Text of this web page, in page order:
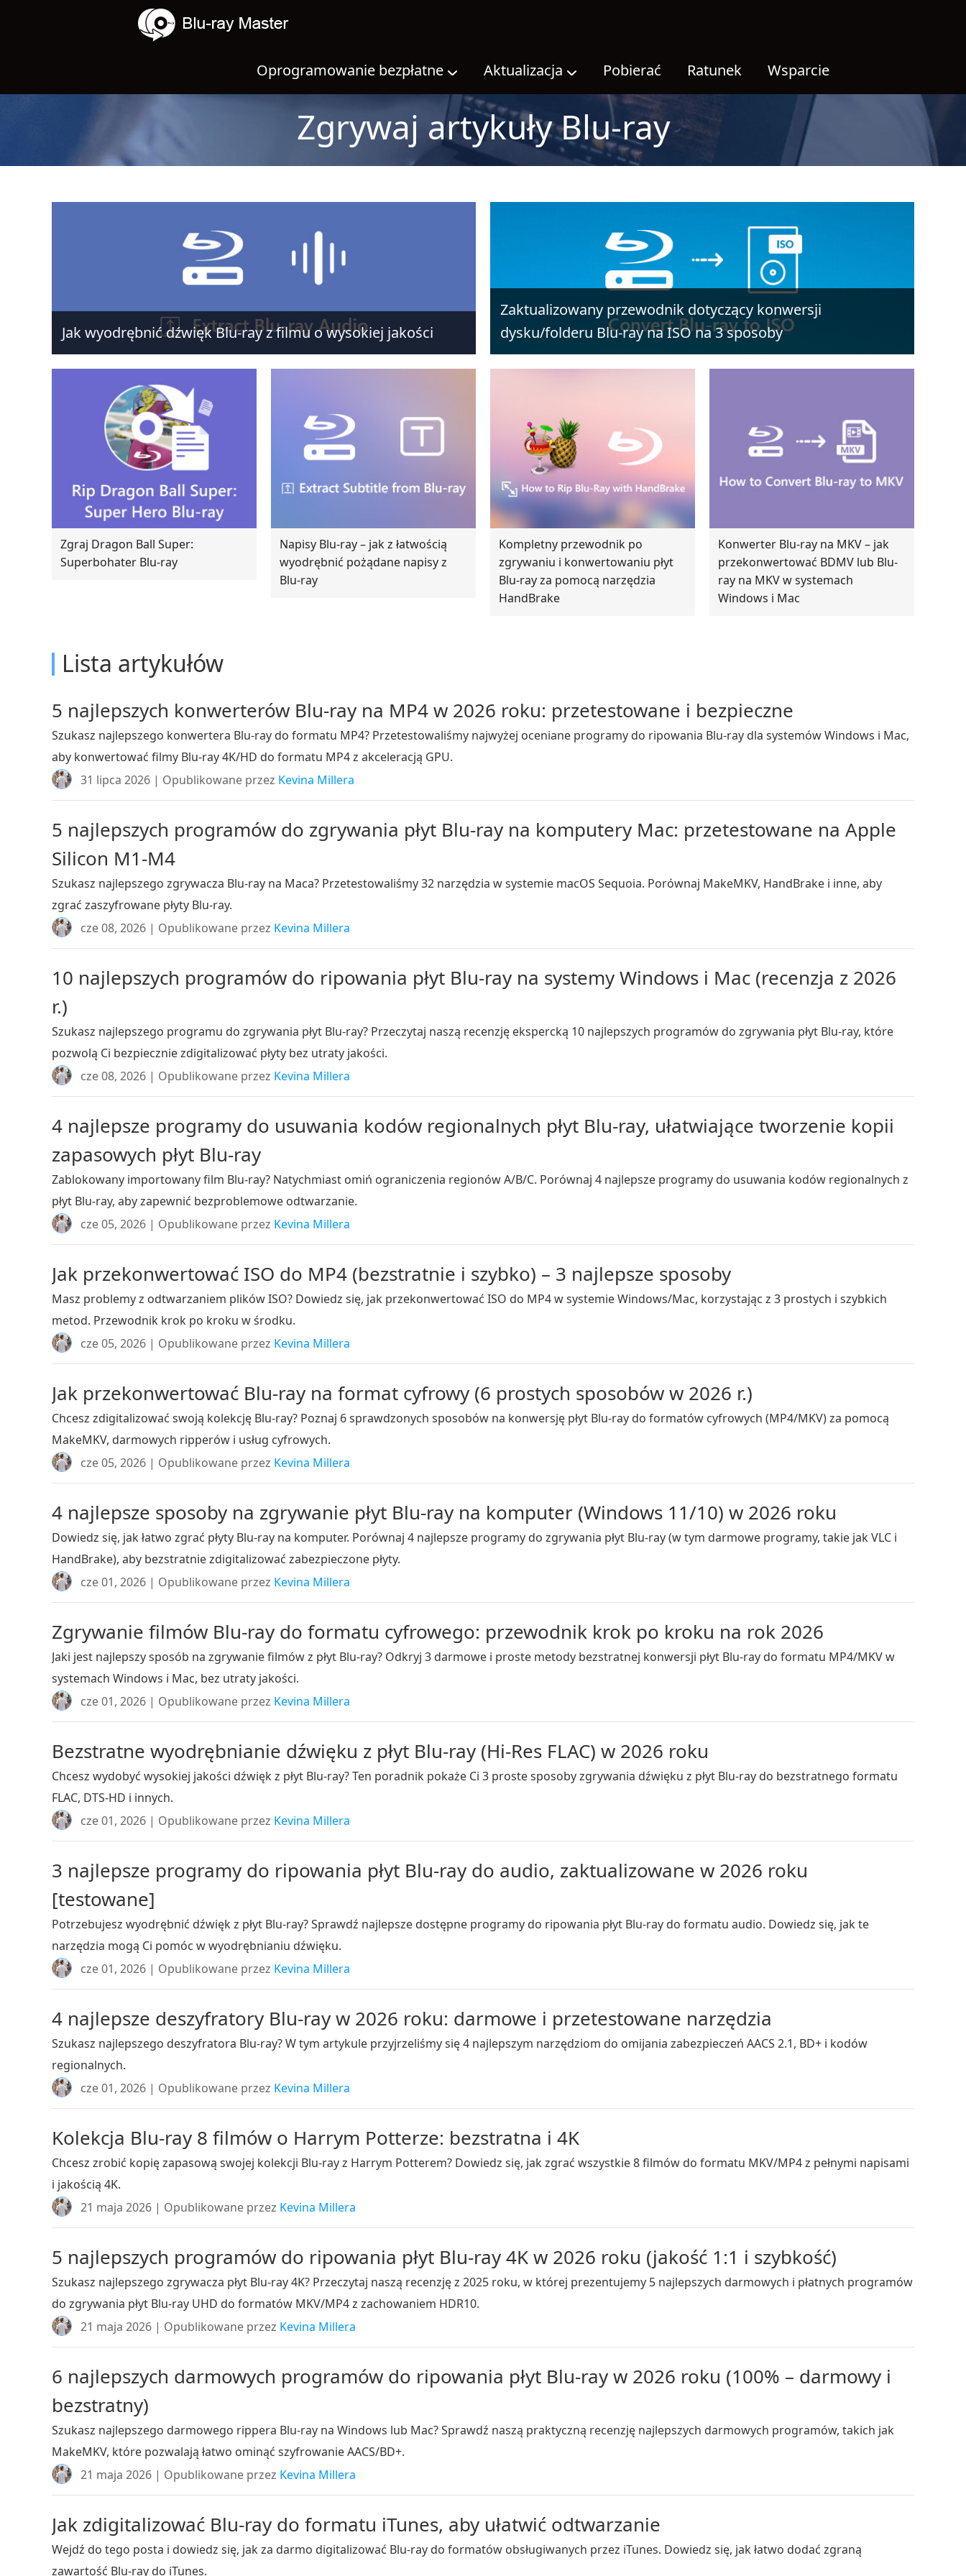
Oprogramowanie bezpłatne Aktualizacja Pobierać Ratunek Wsparcie
Zgrywaj artykuły Blu-ray
Jak wyodrębnić dźwięk Blu-ray z filmu o wysokiej jakości
Zaktualizowany przewodnik dotyczący konwersji
dysku/folderu Blu-ray na ISO na 3 sposoby
Zgraj Dragon Ball Super:
Superbohater Blu-ray
Napisy Blu-ray – jak z łatwością
wyodrębnić pożądane napisy z
Blu-ray
Kompletny przewodnik po
zgrywaniu i konwertowaniu płyt
Blu-ray za pomocą narzędzia
HandBrake
Konwerter Blu-ray na MKV – jak
przekonwertować BDMV lub Blu-
ray na MKV w systemach
Windows i Mac
Lista artykułów
5 najlepszych konwerterów Blu-ray na MP4 w 2026 roku: przetestowane i bezpieczne
Szukasz najlepszego konwertera Blu-ray do formatu MP4? Przetestowaliśmy najwyżej oceniane programy do ripowania Blu-ray dla systemów Windows i Mac,
aby konwertować filmy Blu-ray 4K/HD do formatu MP4 z akceleracją GPU.
31 lipca 2026 | Opublikowane przez Kevina Millera
5 najlepszych programów do zgrywania płyt Blu-ray na komputery Mac: przetestowane na Apple
Silicon M1-M4
Szukasz najlepszego zgrywacza Blu-ray na Maca? Przetestowaliśmy 32 narzędzia w systemie macOS Sequoia. Porównaj MakeMKV, HandBrake i inne, aby
zgrać zaszyfrowane płyty Blu-ray.
cze 08, 2026 | Opublikowane przez Kevina Millera
10 najlepszych programów do ripowania płyt Blu-ray na systemy Windows i Mac (recenzja z 2026
r.)
Szukasz najlepszego programu do zgrywania płyt Blu-ray? Przeczytaj naszą recenzję ekspercką 10 najlepszych programów do zgrywania płyt Blu-ray, które
pozwolą Ci bezpiecznie zdigitalizować płyty bez utraty jakości.
cze 08, 2026 | Opublikowane przez Kevina Millera
4 najlepsze programy do usuwania kodów regionalnych płyt Blu-ray, ułatwiające tworzenie kopii
zapasowych płyt Blu-ray
Zablokowany importowany film Blu-ray? Natychmiast omiń ograniczenia regionów A/B/C. Porównaj 4 najlepsze programy do usuwania kodów regionalnych z
płyt Blu-ray, aby zapewnić bezproblemowe odtwarzanie.
cze 05, 2026 | Opublikowane przez Kevina Millera
Jak przekonwertować ISO do MP4 (bezstratnie i szybko) – 3 najlepsze sposoby
Masz problemy z odtwarzaniem plików ISO? Dowiedz się, jak przekonwertować ISO do MP4 w systemie Windows/Mac, korzystając z 3 prostych i szybkich
metod. Przewodnik krok po kroku w środku.
cze 05, 2026 | Opublikowane przez Kevina Millera
Jak przekonwertować Blu-ray na format cyfrowy (6 prostych sposobów w 2026 r.)
Chcesz zdigitalizować swoją kolekcję Blu-ray? Poznaj 6 sprawdzonych sposobów na konwersję płyt Blu-ray do formatów cyfrowych (MP4/MKV) za pomocą
MakeMKV, darmowych ripperów i usług cyfrowych.
cze 05, 2026 | Opublikowane przez Kevina Millera
4 najlepsze sposoby na zgrywanie płyt Blu-ray na komputer (Windows 11/10) w 2026 roku
Dowiedz się, jak łatwo zgrać płyty Blu-ray na komputer. Porównaj 4 najlepsze programy do zgrywania płyt Blu-ray (w tym darmowe programy, takie jak VLC i
HandBrake), aby bezstratnie zdigitalizować zabezpieczone płyty.
cze 01, 2026 | Opublikowane przez Kevina Millera
Zgrywanie filmów Blu-ray do formatu cyfrowego: przewodnik krok po kroku na rok 2026
Jaki jest najlepszy sposób na zgrywanie filmów z płyt Blu-ray? Odkryj 3 darmowe i proste metody bezstratnej konwersji płyt Blu-ray do formatu MP4/MKV w
systemach Windows i Mac, bez utraty jakości.
cze 01, 2026 | Opublikowane przez Kevina Millera
Bezstratne wyodrębnianie dźwięku z płyt Blu-ray (Hi-Res FLAC) w 2026 roku
Chcesz wydobyć wysokiej jakości dźwięk z płyt Blu-ray? Ten poradnik pokaże Ci 3 proste sposoby zgrywania dźwięku z płyt Blu-ray do bezstratnego formatu
FLAC, DTS-HD i innych.
cze 01, 2026 | Opublikowane przez Kevina Millera
3 najlepsze programy do ripowania płyt Blu-ray do audio, zaktualizowane w 2026 roku
[testowane]
Potrzebujesz wyodrębnić dźwięk z płyt Blu-ray? Sprawdź najlepsze dostępne programy do ripowania płyt Blu-ray do formatu audio. Dowiedz się, jak te
narzędzia mogą Ci pomóc w wyodrębnianiu dźwięku.
cze 01, 2026 | Opublikowane przez Kevina Millera
4 najlepsze deszyfratory Blu-ray w 2026 roku: darmowe i przetestowane narzędzia
Szukasz najlepszego deszyfratora Blu-ray? W tym artykule przyjrzeliśmy się 4 najlepszym narzędziom do omijania zabezpieczeń AACS 2.1, BD+ i kodów
regionalnych.
cze 01, 2026 | Opublikowane przez Kevina Millera
Kolekcja Blu-ray 8 filmów o Harrym Potterze: bezstratna i 4K
Chcesz zrobić kopię zapasową swojej kolekcji Blu-ray z Harrym Potterem? Dowiedz się, jak zgrać wszystkie 8 filmów do formatu MKV/MP4 z pełnymi napisami
i jakością 4K.
21 maja 2026 | Opublikowane przez Kevina Millera
5 najlepszych programów do ripowania płyt Blu-ray 4K w 2026 roku (jakość 1:1 i szybkość)
Szukasz najlepszego zgrywacza płyt Blu-ray 4K? Przeczytaj naszą recenzję z 2025 roku, w której prezentujemy 5 najlepszych darmowych i płatnych programów
do zgrywania płyt Blu-ray UHD do formatów MKV/MP4 z zachowaniem HDR10.
21 maja 2026 | Opublikowane przez Kevina Millera
6 najlepszych darmowych programów do ripowania płyt Blu-ray w 2026 roku (100% – darmowy i
bezstratny)
Szukasz najlepszego darmowego rippera Blu-ray na Windows lub Mac? Sprawdź naszą praktyczną recenzję najlepszych darmowych programów, takich jak
MakeMKV, które pozwalają łatwo ominąć szyfrowanie AACS/BD+.
21 maja 2026 | Opublikowane przez Kevina Millera
Jak zdigitalizować Blu-ray do formatu iTunes, aby ułatwić odtwarzanie
Wejdź do tego posta i dowiedz się, jak za darmo digitalizować Blu-ray do formatów obsługiwanych przez iTunes. Dowiedz się, jak łatwo dodać zgraną
zawartość Blu-ray do iTunes.